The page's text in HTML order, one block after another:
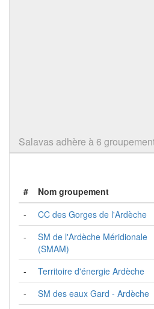
Salavas adhère à 6
# Nom groupement
-
CC des Gorges de l'Ardèche
-
SM de l'Ardèche Méridionale
(SMAM)
- Territoire d'énergie Ardèche
-
SM des eaux Gard - Ardèche